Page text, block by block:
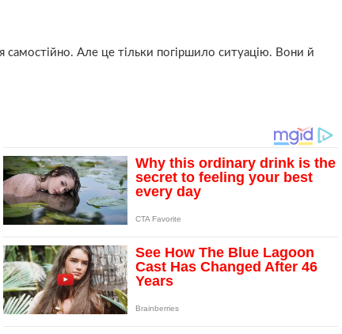
самостійно. Але це тільки погіршило ситуацію. Вони й